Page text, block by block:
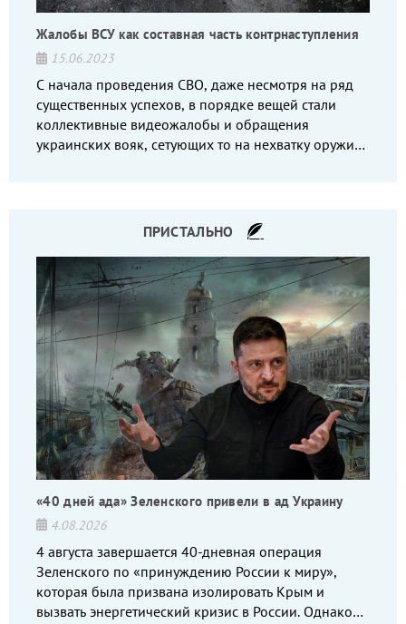
Жалобы ВСУ как составная часть контрнаступления
15.06.2023
С начала проведения СВО, даже несмотря на ряд
существенных успехов, в порядке вещей стали
коллективные видеожалобы и обращения
украинских вояк, сетующих то на нехватку оружия,
ПРИСТАЛЬНО
«40 дней ада» Зеленского привели в ад Украину
4.08.2026
4 августа завершается 40-дневная операция
Зеленского по «принуждению России к миру»,
которая была призвана изолировать Крым и
вызвать энергетический кризис в России. Однако